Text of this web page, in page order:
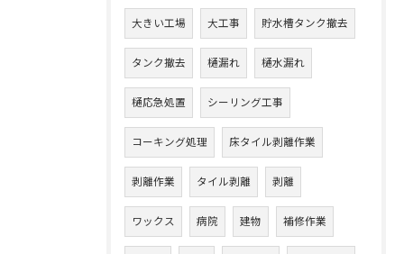
大きい工場 大工事 貯水槽タンク撤去
タンク撤去 樋漏れ 樋水漏れ
樋応急処置 シーリング工事
コーキング処理 床タイル剥離作業
剥離作業 タイル剥離 剥離
ワックス 病院 建物 補修作業